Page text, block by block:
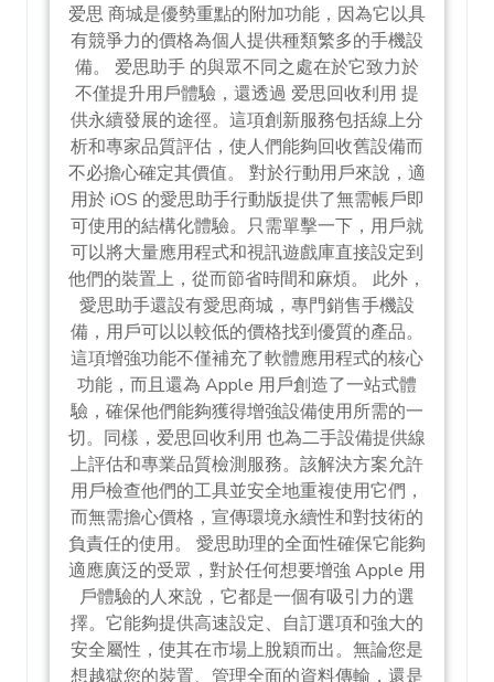
爱思 商城是優勢重點的附加功能，因為它以具
有競爭力的價格為個人提供種類繁多的手機設
備。 爱思助手 的與眾不同之處在於它致力於
不僅提升用戶體驗，還透過 爱思回收利用 提
供永續發展的途徑。這項創新服務包括線上分
析和專家品質評估，使人們能夠回收舊設備而
不必擔心確定其價值。 對於行動用戶來說，適
用於 iOS 的愛思助手行動版提供了無需帳戶即
可使用的結構化體驗。只需單擊一下，用戶就
可以將大量應用程式和視訊遊戲庫直接設定到
他們的裝置上，從而節省時間和麻煩。 此外，
愛思助手還設有愛思商城，專門銷售手機設
備，用戶可以以較低的價格找到優質的產品。
這項增強功能不僅補充了軟體應用程式的核心
功能，而且還為 Apple 用戶創造了一站式體
驗，確保他們能夠獲得增強設備使用所需的一
切。同樣，爱思回收利用 也為二手設備提供線
上評估和專業品質檢測服務。該解決方案允許
用戶檢查他們的工具並安全地重複使用它們，
而無需擔心價格，宣傳環境永續性和對技術的
負責任的使用。 愛思助理的全面性確保它能夠
適應廣泛的受眾，對於任何想要增強 Apple 用
戶體驗的人來說，它都是一個有吸引力的選
擇。它能夠提供高速設定、自訂選項和強大的
安全屬性，使其在市場上脫穎而出。無論您是
想越獄您的裝置、管理全面的資料傳輸，還是